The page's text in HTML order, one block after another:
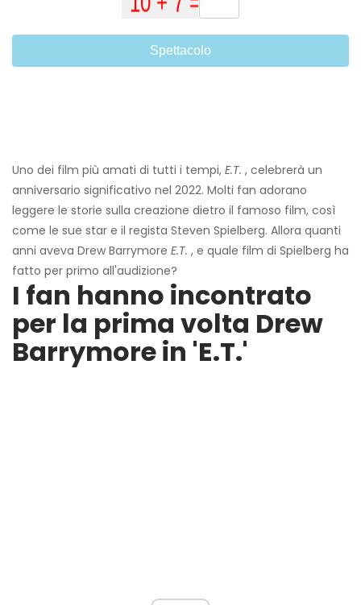
Spettacolo
Uno dei film più amati di tutti i tempi, E.T. , celebrerà un
anniversario significativo nel 2022. Molti fan adorano
leggere le storie sulla creazione dietro il famoso film, così
come le sue star e il regista Steven Spielberg. Allora quanti
anni aveva Drew Barrymore E.T. , e quale film di Spielberg ha
fatto per primo all'audizione?
I fan hanno incontrato
per la prima volta Drew
Barrymore in 'E.T.'